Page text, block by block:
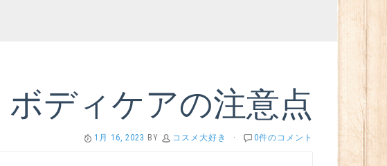
ボディケアの注意点
1月 16, 2023 BY コスメ大好き · 0件のコメント